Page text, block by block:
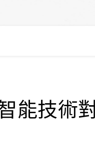
能技術